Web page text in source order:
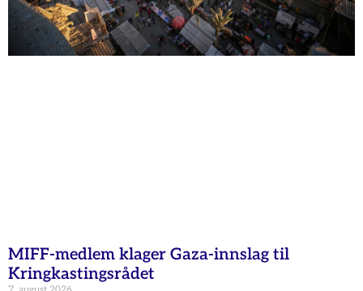
MIFF-medlem klager Gaza-innslag til
Kringkastingsrådet